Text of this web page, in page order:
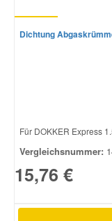
Dichtung
Für DOKKER Express
Vergleichsnummer:
15,76 €